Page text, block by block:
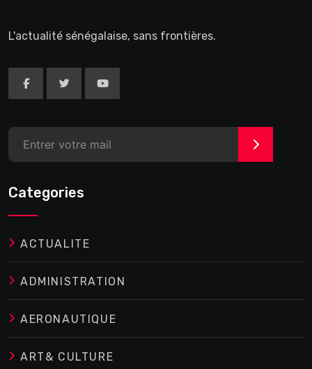
L'actualité sénégalaise, sans frontières.
>
Categories
ACTUALITE
ADMINISTRATION
AERONAUTIQUE
ART& CULTURE